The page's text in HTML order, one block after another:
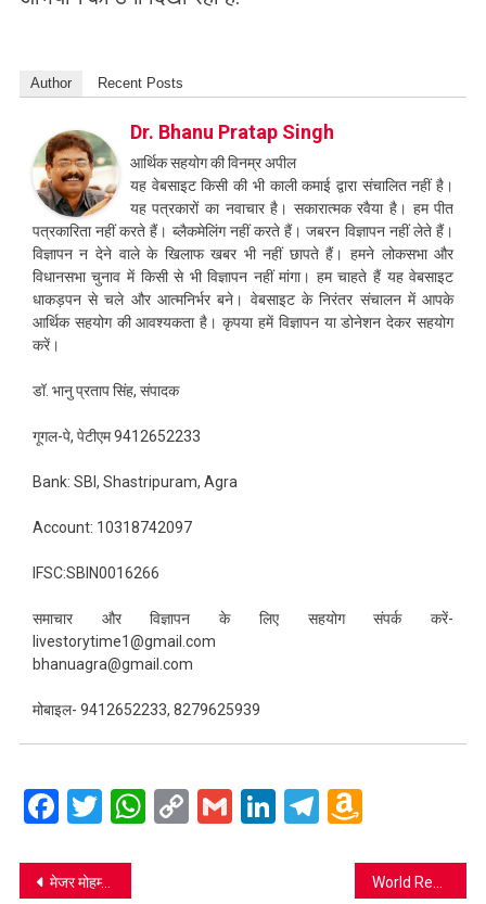
Author Recent Posts
Dr. Bhanu Pratap Singh
आर्थिक सहयोग की विनम्र अपील
यह वेबसाइट किसी की भी काली कमाई द्वारा संचालित नहीं है।
यह पत्रकारों का नवाचार है। सकारात्मक रवैया है। हम पीत
पत्रकारिता नहीं करते हैं। ब्लैकमेलिंग नहीं करते हैं। जबरन विज्ञापन नहीं लेते हैं।
विज्ञापन न देने वाले के खिलाफ खबर भी नहीं छापते हैं। हमने लोकसभा और
विधानसभा चुनाव में किसी से भी विज्ञापन नहीं मांगा। हम चाहते हैं यह वेबसाइट
धाकड़पन से चले और आत्मनिर्भर बने। वेबसाइट के निरंतर संचालन में आपके
आर्थिक सहयोग की आवश्यकता है। कृपया हमें विज्ञापन या डोनेशन देकर सहयोग
करें।
डॉ. भानु प्रताप सिंह, संपादक
गूगल-पे, पेटीएम 9412652233
Bank: SBI, Shastripuram, Agra
Account: 10318742097
IFSC:SBIN0016266
समाचार और विज्ञापन के लिए सहयोग संपर्क करें-
livestorytime1@gmail.com
bhanuagra@gmail.com
मोबाइल- 9412652233, 8279625939
Facebook
Twitter
WhatsApp
CopyGmailLinkedIn
Telegram
Amazon
List
Post
मेजर मोहम्मद अली शाह ने दिए ये मूल मंत्र